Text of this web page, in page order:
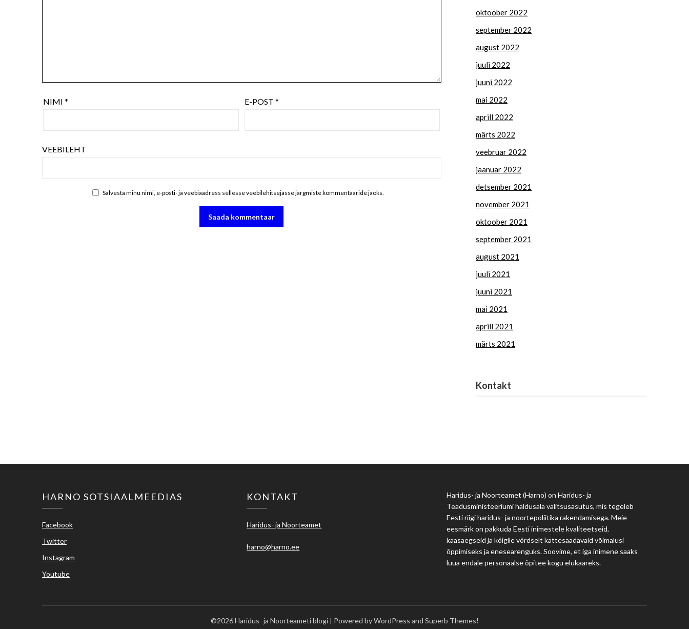
NIMI* E-POST *
VEEBILEHT
Salvesta minu nimi, e-posti- ja veebiaadress sellesse veebilehitsejasse järgmiste kommentaaride jaoks.
oktoober 2022
september 2022
august 2022
juuli 2022
juuni 2022
mai 2022
aprill 2022
märts 2022
veebruar 2022
jaanuar 2022
detsember 2021
november 2021
oktoober 2021
september 2021
august 2021
juuli 2021
juuni 2021
mai 2021
aprill 2021
märts 2021
Kontakt
HARNO SOTSIAALMEEDIAS
Facebook
Twitter
Instagram
Youtube
KONTAKT
Haridus- ja Noorteamet
harno@harno.ee
Haridus- ja Noorteamet (Harno) on Haridus- ja
Teadusministeeriumi haldusala valitsusasutus, mis tegeleb
Eesti riigi haridus- ja noortepoliitika rakendamisega. Meie
eesmärk on pakkuda Eesti inimestele kvaliteetseid,
kaasaegseid ja kõigile võrdselt kättesaadavaid võimalusi
õppimiseks ja enesearenguks. Soovime, et iga inimene saaks
luua endale personaalse õpitee kogu elukaareks.
©2026 Haridus- ja Noorteameti blogi | Powered by WordPress and Superb Themes!